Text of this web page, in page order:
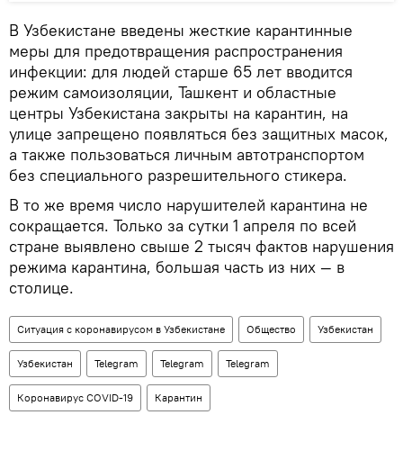
В Узбекистане введены жесткие карантинные
меры для предотвращения распространения
инфекции: для людей старше 65 лет вводится
режим самоизоляции, Ташкент и областные
центры Узбекистана закрыты на карантин, на
улице запрещено появляться без защитных масок,
а также пользоваться личным автотранспортом
без специального разрешительного стикера.
В то же время число нарушителей карантина не
сокращается. Только за сутки 1 апреля по всей
стране выявлено свыше 2 тысяч фактов нарушения
режима карантина, большая часть из них — в
столице.
Ситуация с коронавирусом в Узбекистане Общество Узбекистан
Узбекистан Telegram Telegram Telegram
Коронавирус COVID-19 Карантин